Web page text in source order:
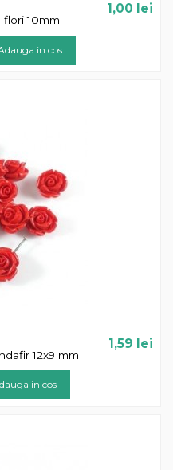
10mm
1,00 lei
in cos
12x9 mm
1,59 lei
in cos